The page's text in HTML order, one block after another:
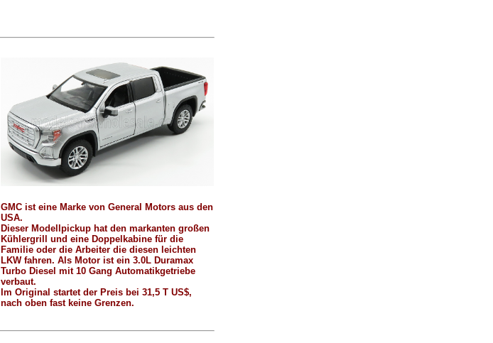
GMC ist eine Marke von General Motors aus den
USA.
Dieser Modellpickup hat den markanten großen
Kühlergrill und eine Doppelkabine für die
Familie oder die Arbeiter die diesen leichten
LKW fahren. Als Motor ist ein 3.0L Duramax
Turbo Diesel mit 10 Gang Automatikgetriebe
verbaut.
Im Original startet der Preis bei 31,5 T US$,
nach oben fast keine Grenzen.